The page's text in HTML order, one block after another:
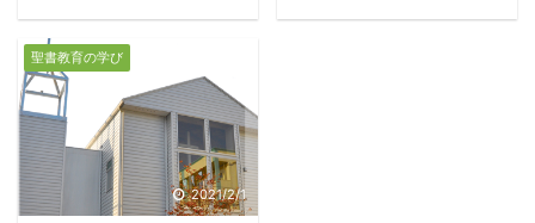
ります。ヨブ記のテーマ
は「苦難の意味」です。
世の中には悪人と思える
人が栄え、善人とされる
人が苦難の中に生涯を終
えることがあります。突
然の災害や事故で亡くな
篠崎キリスト教会で四半
聖書教育の学び
2021/2/1